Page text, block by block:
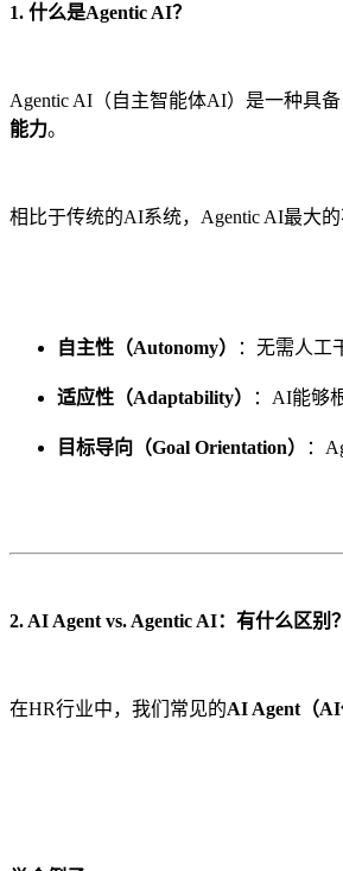
1. 什么是Agentic AI？
Agentic AI（自主智能体AI）是一种具备
能力。
相比于传统的AI系统，Agentic AI最大的
自主性（Autonomy） ：无需人工
适应性（Adaptability） ：AI能够
目标导向（Goal Orientation） ：
2. AI Agent vs. Agentic AI：有什么区别？
在HR行业中，我们常见的AI Agent（AI